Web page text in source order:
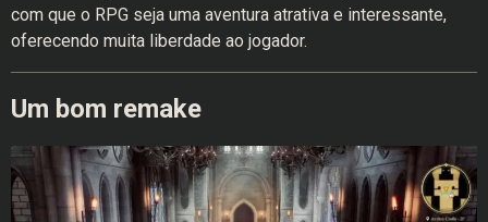
com que o RPG seja uma aventura atrativa e interessante,
oferecendo muita liberdade ao jogador.
Um bom remake